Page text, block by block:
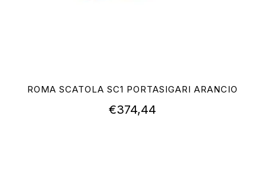
ROMA SCATOLA SC1 PORTASIGARI ARANCIO
€374,44